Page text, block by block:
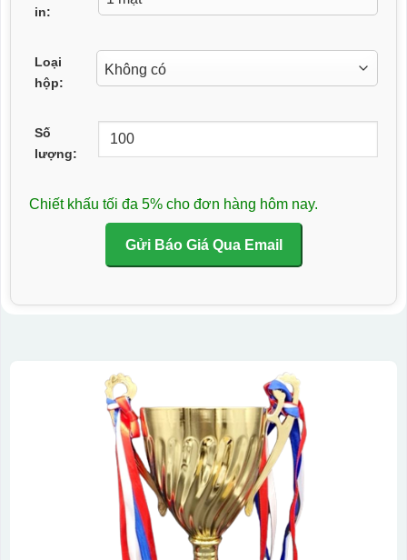
in:
Loại
hộp:
Số
lượng:
Chiết khấu tối đa 5% cho đơn hàng hôm nay.
Gửi Báo Giá Qua Email